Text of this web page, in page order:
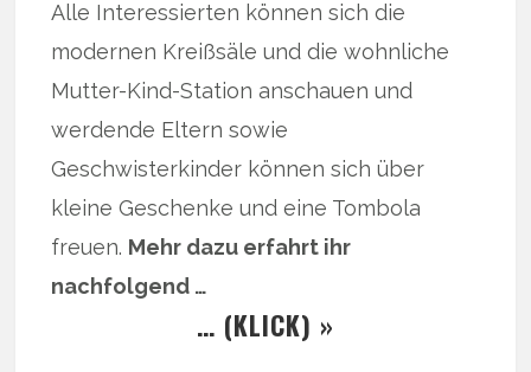
Alle Interessierten können sich die
modernen Kreißsäle und die wohnliche
Mutter-Kind-Station anschauen und
werdende Eltern sowie
Geschwisterkinder können sich über
kleine Geschenke und eine Tombola
freuen. Mehr dazu erfahrt ihr
nachfolgend …
… (KLICK) »